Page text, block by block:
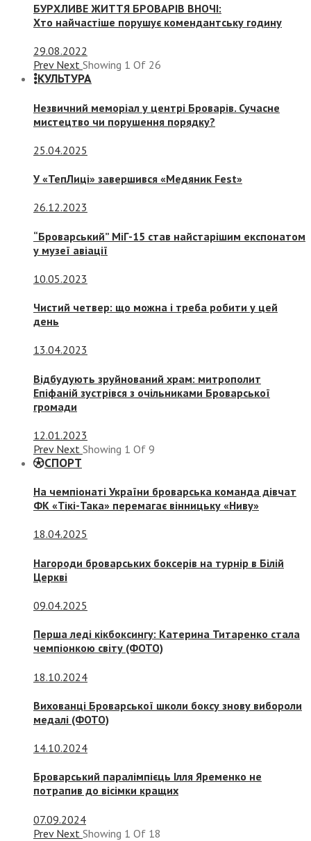
БУРХЛИВЕ ЖИТТЯ БРОВАРІВ ВНОЧІ:
Хто найчастіше порушує комендантську годину
29.08.2022
Prev Next Showing 1 Of 26
КУЛЬТУРА
Незвичний меморіал у центрі Броварів. Сучасне
мистецтво чи порушення порядку?
25.04.2025
У «ТепЛиці» завершився «Медяник Fest»
26.12.2023
“Броварський” МіГ-15 став найстарішим експонатом
у музеї авіації
10.05.2023
Чистий четвер: що можна і треба робити у цей
день
13.04.2023
Відбудують зруйнований храм: митрополит
Епіфаній зустрівся з очільниками Броварської
громади
12.01.2023
Prev Next Showing 1 Of 9
СПОРТ
На чемпіонаті України броварська команда дівчат
ФК «Тікі-Така» перемагає вінницьку «Ниву»
18.04.2025
Нагороди броварських боксерів на турнір в Білій
Церкві
09.04.2025
Перша леді кікбоксингу: Катерина Титаренко стала
чемпіонкою світу (ФОТО)
18.10.2024
Вихованці Броварської школи боксу знову вибороли
медалі (ФОТО)
14.10.2024
Броварський паралімпієць Ілля Яременко не
потрапив до вісімки кращих
07.09.2024
Prev Next Showing 1 Of 18